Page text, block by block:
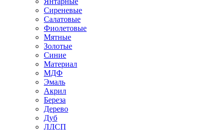
Сиреневые
Салатовые
Фиолетовые
Мятные
Золотые
Синие
Материал
МДФ
Эмаль
Акрил
Береза
Дерево
Дуб
ЛДСП